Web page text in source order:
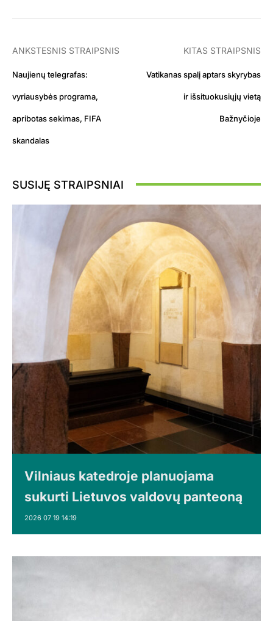
ANKSTESNIS STRAIPSNIS
Naujienų telegrafas:
vyriausybės programa,
apribotas sekimas, FIFA
skandalas
KITAS STRAIPSNIS
Vatikanas spalį aptars skyrybas
ir išsituokusiųjų vietą
Bažnyčioje
SUSIJĘ STRAIPSNIAI
Vilniaus katedroje planuojama
sukurti Lietuvos valdovų panteoną
2026 07 19 14:19